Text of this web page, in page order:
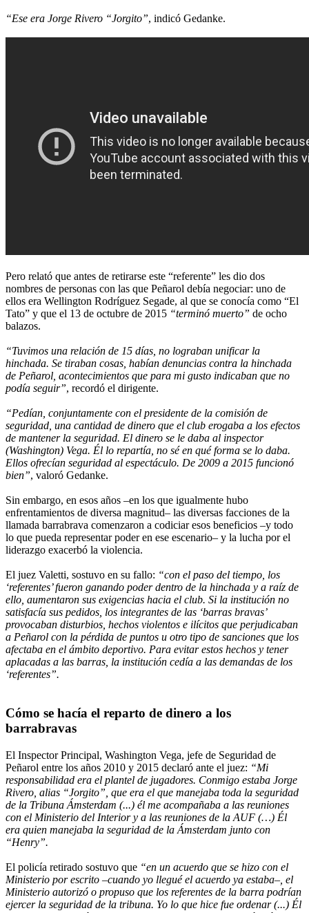
“Ese era Jorge Rivero “Jorgito”, indicó Gedanke.
Pero relató que antes de retirarse este “referente” les dio dos
nombres de personas con las que Peñarol debía negociar: uno de
ellos era Wellington Rodríguez Segade, al que se conocía como “El
Tato” y que el 13 de octubre de 2015 “terminó muerto” de ocho
balazos.
“Tuvimos una relación de 15 días, no lograban unificar la
hinchada. Se tiraban cosas, habían denuncias contra la hinchada
de Peñarol, acontecimientos que para mi gusto indicaban que no
podía seguir”, recordó el dirigente.
“Pedían, conjuntamente con el presidente de la comisión de
seguridad, una cantidad de dinero que el club erogaba a los efectos
de mantener la seguridad. El dinero se le daba al inspector
(Washington) Vega. Él lo repartía, no sé en qué forma se lo daba.
Ellos ofrecían seguridad al espectáculo. De 2009 a 2015 funcionó
bien”, valoró Gedanke.
Sin embargo, en esos años –en los que igualmente hubo
enfrentamientos de diversa magnitud– las diversas facciones de la
llamada barrabrava comenzaron a codiciar esos beneficios –y todo
lo que pueda representar poder en ese escenario– y la lucha por el
liderazgo exacerbó la violencia.
El juez Valetti, sostuvo en su fallo: “con el paso del tiempo, los
‘referentes’ fueron ganando poder dentro de la hinchada y a raíz de
ello, aumentaron sus exigencias hacia el club. Si la institución no
satisfacía sus pedidos, los integrantes de las ‘barras bravas’
provocaban disturbios, hechos violentos e ilícitos que perjudicaban
a Peñarol con la pérdida de puntos u otro tipo de sanciones que los
afectaba en el ámbito deportivo. Para evitar estos hechos y tener
aplacadas a las barras, la institución cedía a las demandas de los
‘referentes”.
Cómo se hacía el reparto de dinero a los
barrabravas
El Inspector Principal, Washington Vega, jefe de Seguridad de
Peñarol entre los años 2010 y 2015 declaró ante el juez: “Mi
responsabilidad era el plantel de jugadores. Conmigo estaba Jorge
Rivero, alias “Jorgito”, que era el que manejaba toda la seguridad
de la Tribuna Ámsterdam (...) él me acompañaba a las reuniones
con el Ministerio del Interior y a las reuniones de la AUF (…) Él
era quien manejaba la seguridad de la Ámsterdam junto con
“Henry”.
El policía retirado sostuvo que “en un acuerdo que se hizo con el
Ministerio por escrito –cuando yo llegué el acuerdo ya estaba–, el
Ministerio autorizó o propuso que los referentes de la barra podrían
ejercer la seguridad de la tribuna. Yo lo que hice fue ordenar (...) Él